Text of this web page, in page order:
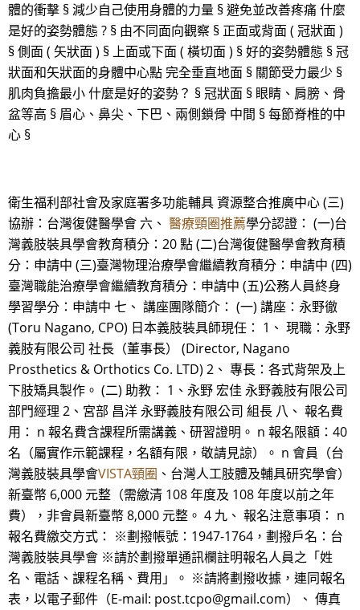
體的衝擊 § 減少自己使用身體的力量 § 避免並改善疼痛 什麼
是好的姿勢體態 ? § 由不同面向觀察 § 正面或背面 ( 冠狀面 )
§ 側面 ( 矢狀面 ) § 上面或下面 ( 橫切面 ) § 好的姿勢體態 § 冠
狀面和矢狀面的身體中心點 完全垂直地面 § 關節受力最少 §
肌肉負擔最小 什麼是好的姿勢？ § 冠狀面 § 眼睛、肩膀、骨
盆等高 § 眉心、鼻尖、下巴、兩側鎖骨 中間 § 每節脊椎的中
心 §
衛生福利部社會及家庭署多功能輔具 資源整合推廣中心 (三)
協辦：台灣復健醫學會 六、 醫療頸圈推薦學分認證： (一)台
灣義肢裝具學會教育積分：20 點 (二)台灣復健醫學會教育積
分：申請中 (三)臺灣物理治療學會繼續教育積分：申請中 (四)
臺灣職能治療學會繼續教育積分：申請中 (五)公務人員終身
學習學分：申請中 七、 講座團隊簡介： (一) 講座：永野徹
(Toru Nagano, CPO) 日本義肢裝具師現任： 1、 現職：永野
義肢有限公司 社長（董事長） (Director, Nagano
Prosthetics & Orthotics Co. LTD) 2、 專長：各式背架及上
下肢矯具製作。 (二) 助教： 1、永野 宏佳 永野義肢有限公司
部門經理 2、宮部 昌洋 永野義肢有限公司 組長 八、 報名費
用： n 報名費含課程所需講義、研習證明。 n 報名限額：40
名（屬實作示範課程，名額有限，敬請見諒）。 n 會員（台
灣義肢裝具學會VISTA頸圈 、台灣人工肢體及輔具研究學會）
新臺幣 6,000 元整（需繳清 108 年度及 108 年度以前之年
費），非會員新臺幣 8,000 元整。 4 九、 報名注意事項： n
報名費繳交方式： ※劃撥帳號：1947-1764，劃撥戶名：台
灣義肢裝具學會 ※請於劃撥單通訊欄註明報名人員之「姓
名、電話、課程名稱、費用」。 ※請將劃撥收據，連同報名
表，以電子郵件（E-mail: post.tcpo@gmail.com）、 傳真